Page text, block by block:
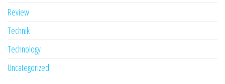
Review
Technik
Technology
Uncategorized